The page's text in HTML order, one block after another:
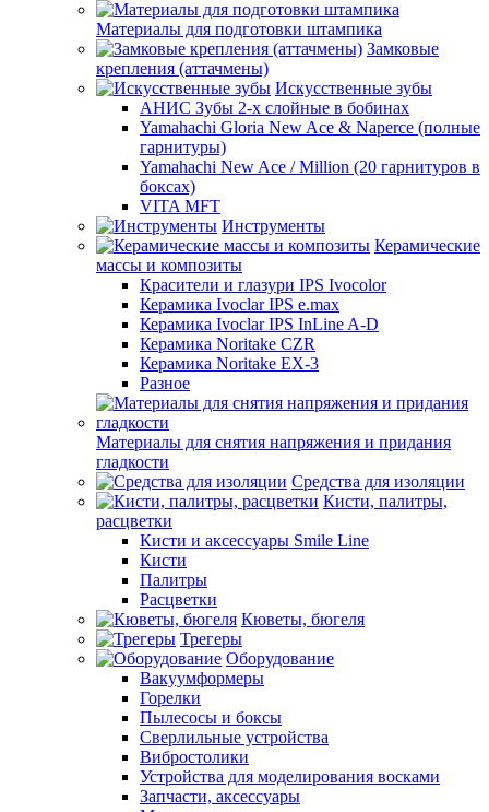
Материалы для подготовки штампика
Замковые
крепления (аттачмены)
Искусственные зубы
АНИС Зубы 2-х слойные в бобинах
Yamahachi Gloria New Ace & Naperce (полные
гарнитуры)
Yamahachi New Ace / Million (20 гарнитуров в
боксах)
VITA MFT
Инструменты
Керамические
массы и композиты
Красители и глазури IPS Ivocolor
Керамика Ivoclar IPS e.max
Керамика Ivoclar IPS InLine A-D
Керамика Noritake CZR
Керамика Noritake EX-3
Разное
Материалы для снятия напряжения и придания
гладкости
Средства для изоляции
Кисти, палитры,
расцветки
Кисти и аксессуары Smile Line
Кисти
Палитры
Расцветки
Кюветы, бюгеля
Трегеры
Оборудование
Вакуумформеры
Горелки
Пылесосы и боксы
Сверлильные устройства
Вибростолики
Устройства для моделирования восками
Запчасти, аксессуары